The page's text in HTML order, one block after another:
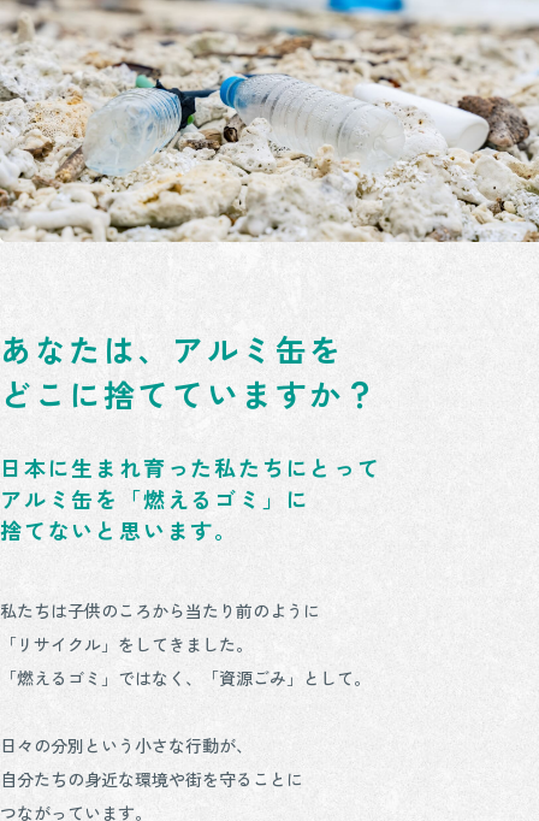
あなたは、アルミ缶を
どこに捨てていますか？
日本に生まれ育った私たちにとって
アルミ缶を「燃えるゴミ」に
捨てないと思います。
私たちは子供のころから当たり前のように
「リサイクル」をしてきました。
「燃えるゴミ」ではなく、「資源ごみ」として。
日々の分別という小さな行動が、
自分たちの身近な環境や街を守ることに
つながっています。